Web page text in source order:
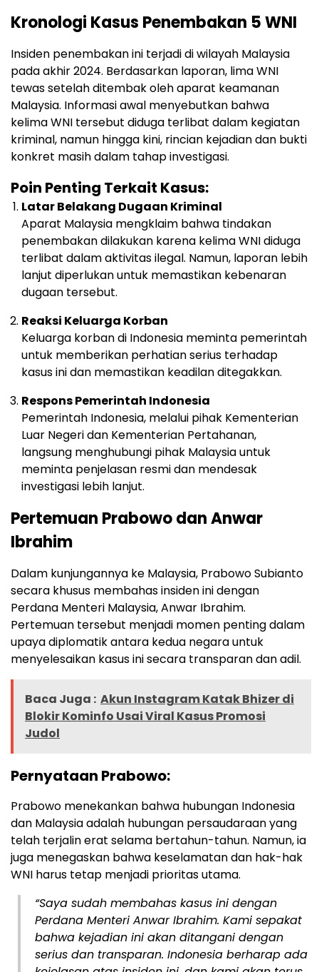
Kronologi Kasus Penembakan 5 WNI
Insiden penembakan ini terjadi di wilayah Malaysia
pada akhir 2024. Berdasarkan laporan, lima WNI
tewas setelah ditembak oleh aparat keamanan
Malaysia. Informasi awal menyebutkan bahwa
kelima WNI tersebut diduga terlibat dalam kegiatan
kriminal, namun hingga kini, rincian kejadian dan bukti
konkret masih dalam tahap investigasi.
Poin Penting Terkait Kasus:
Latar Belakang Dugaan Kriminal
Aparat Malaysia mengklaim bahwa tindakan
penembakan dilakukan karena kelima WNI diduga
terlibat dalam aktivitas ilegal. Namun, laporan lebih
lanjut diperlukan untuk memastikan kebenaran
dugaan tersebut.
Reaksi Keluarga Korban
Keluarga korban di Indonesia meminta pemerintah
untuk memberikan perhatian serius terhadap
kasus ini dan memastikan keadilan ditegakkan.
Respons Pemerintah Indonesia
Pemerintah Indonesia, melalui pihak Kementerian
Luar Negeri dan Kementerian Pertahanan,
langsung menghubungi pihak Malaysia untuk
meminta penjelasan resmi dan mendesak
investigasi lebih lanjut.
Pertemuan Prabowo dan Anwar
Ibrahim
Dalam kunjungannya ke Malaysia, Prabowo Subianto
secara khusus membahas insiden ini dengan
Perdana Menteri Malaysia, Anwar Ibrahim.
Pertemuan tersebut menjadi momen penting dalam
upaya diplomatik antara kedua negara untuk
menyelesaikan kasus ini secara transparan dan adil.
Baca Juga : Akun Instagram Katak Bhizer di
Blokir Kominfo Usai Viral Kasus Promosi
Judol
Pernyataan Prabowo:
Prabowo menekankan bahwa hubungan Indonesia
dan Malaysia adalah hubungan persaudaraan yang
telah terjalin erat selama bertahun-tahun. Namun, ia
juga menegaskan bahwa keselamatan dan hak-hak
WNI harus tetap menjadi prioritas utama.
“Saya sudah membahas kasus ini dengan
Perdana Menteri Anwar Ibrahim. Kami sepakat
bahwa kejadian ini akan ditangani dengan
serius dan transparan. Indonesia berharap ada